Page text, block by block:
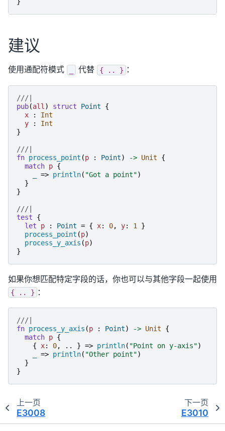
建议
使用通配符模式 代替 { .. } ：
///|
pub(all ) struct Point
{
x
:
Int
y
:
Int
}
///|
fn process_point (p : Point) -> Unit
{
match p {
=> println( "Got a point")
}
}
///|
test
{
let
p : Point = { x: 0, y: 1
}
process_point (p)
process_y_axis (p)
}
如果你想匹配特定字段的话，你也可以与其他字段一起使用
{ .. } ：
///|
fn process_y_axis (p : Point) -> Unit
{
match p {
{
x: 0, .. } => println( "Point on y-axis")
=> println( "Other point")
}
}
上一页
E3008
下一页
E3010